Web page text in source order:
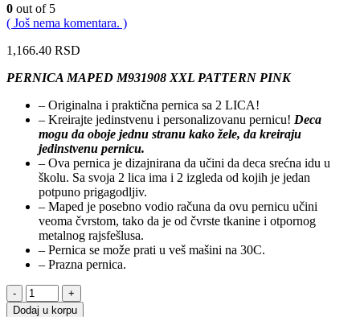
0 out of 5
( Još nema komentara. )
1,166.40 RSD
PERNICA MAPED M931908 XXL PATTERN PINK
– Originalna i praktična pernica sa 2 LICA!
– Kreirajte jedinstvenu i personalizovanu pernicu! Deca
mogu da oboje jednu stranu kako žele, da kreiraju
jedinstvenu pernicu.
– Ova pernica je dizajnirana da učini da deca srećna idu u
školu. Sa svoja 2 lica ima i 2 izgleda od kojih je jedan
potpuno prigagodljiv.
– Maped je posebno vodio računa da ovu pernicu učini
veoma čvrstom, tako da je od čvrste tkanine i otpornog
metalnog rajsfešlusa.
– Pernica se može prati u veš mašini na 30C.
– Prazna pernica.
-
+
Dodaj u korpu